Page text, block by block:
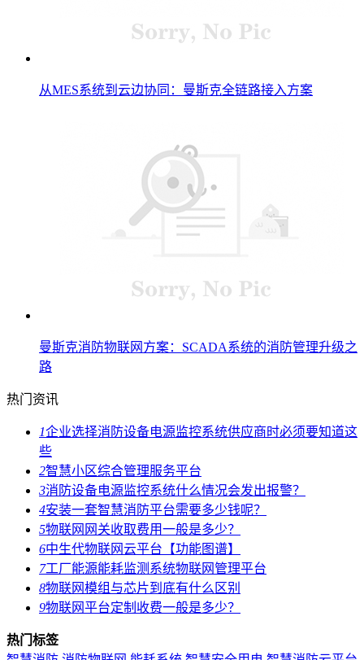
从MES系统到云边协同：曼斯克全链路接入方案
曼斯克消防物联网方案：SCADA系统的消防管理升级之
路
热门资讯
1企业选择消防设备电源监控系统供应商时必须要知道这
些
2智慧小区综合管理服务平台
3消防设备电源监控系统什么情况会发出报警？
4安装一套智慧消防平台需要多少钱呢？
5物联网网关收取费用一般是多少？
6中生代物联网云平台【功能图谱】
7工厂能源能耗监测系统物联网管理平台
8物联网模组与芯片到底有什么区别
9物联网平台定制收费一般是多少？
热门标签